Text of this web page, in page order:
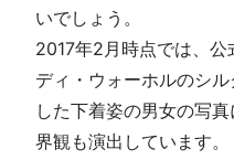
いでしょう。
2017年2月時点では、
ディ・ウォーホルのシ
した下着姿の男女の写
界観も演出しています。